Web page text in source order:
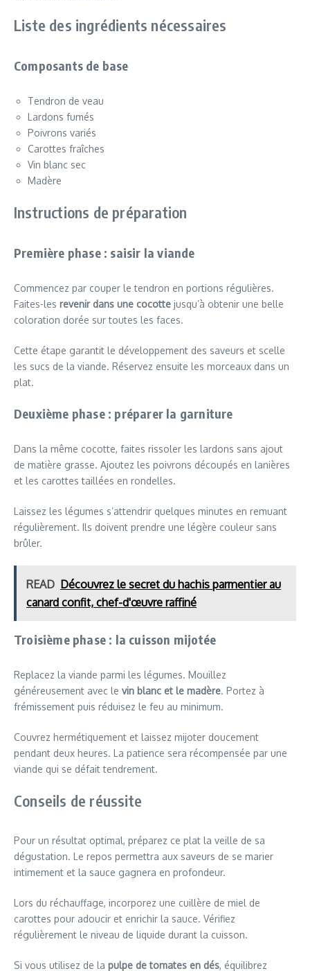
Liste des ingrédients nécessaires
Composants de base
Tendron de veau
Lardons fumés
Poivrons variés
Carottes fraîches
Vin blanc sec
Madère
Instructions de préparation
Première phase : saisir la viande
Commencez par couper le tendron en portions régulières.
Faites-les revenir dans une cocotte jusqu’à obtenir une belle
coloration dorée sur toutes les faces.
Cette étape garantit le développement des saveurs et scelle
les sucs de la viande. Réservez ensuite les morceaux dans un
plat.
Deuxième phase : préparer la garniture
Dans la même cocotte, faites rissoler les lardons sans ajout
de matière grasse. Ajoutez les poivrons découpés en lanières
et les carottes taillées en rondelles.
Laissez les légumes s’attendrir quelques minutes en remuant
régulièrement. Ils doivent prendre une légère couleur sans
brûler.
READ Découvrez le secret du hachis parmentier au
canard confit, chef-d'œuvre raffiné
Troisième phase : la cuisson mijotée
Replacez la viande parmi les légumes. Mouillez
généreusement avec le vin blanc et le madère. Portez à
frémissement puis réduisez le feu au minimum.
Couvrez hermétiquement et laissez mijoter doucement
pendant deux heures. La patience sera récompensée par une
viande qui se défait tendrement.
Conseils de réussite
Pour un résultat optimal, préparez ce plat la veille de sa
dégustation. Le repos permettra aux saveurs de se marier
intimement et la sauce gagnera en profondeur.
Lors du réchauffage, incorporez une cuillère de miel de
carottes pour adoucir et enrichir la sauce. Vérifiez
régulièrement le niveau de liquide durant la cuisson.
Si vous utilisez de la pulpe de tomates en dés, équilibrez